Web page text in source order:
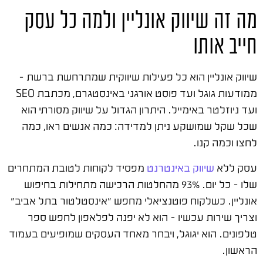
מה זה שיווק אונליין ולמה כל עסק
חייב אותו
שיווק אונליין הוא כל פעילות שיווקית שמתרחשת ברשת –
ממודעות גוגל ועד פוסט אורגני באינסטגרם, מכתבת SEO
ועד ניוזלטר באימייל. היתרון הגדול על שיווק מסורתי הוא
שכל שקל שמושקע ניתן למדידה: כמה אנשים ראו, כמה
לחצו וכמה קנו.
עסק ללא שיווק באינטרנט מפסיד לקוחות לטובת המתחרים
שלו – כל יום. 93% מהחלטות הרכישה מתחילות בחיפוש
אונליין. כשלקוח פוטנציאלי מחפש "אינסטלטור בתל אביב"
וצריך שירות עכשיו – הוא לא יפנה לפלאפון לחפש ספר
טלפונים. הוא יגוגל, ויבחר מאחד העסקים שמופיעים בעמוד
הראשון.